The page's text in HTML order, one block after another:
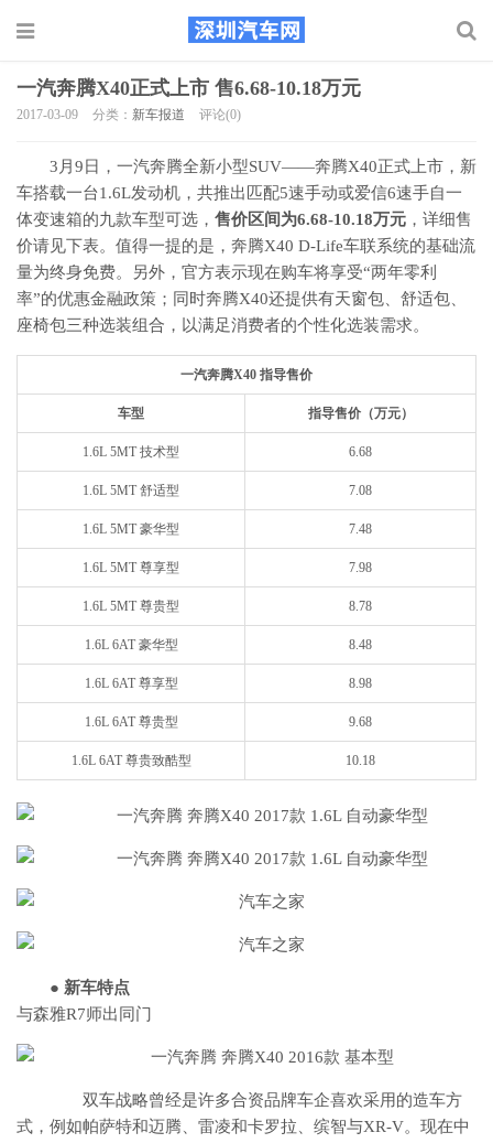
一汽奔腾X40正式上市 售6.68-10.18万元
2017-03-09 分类： 新车报道 评论(0)
3月9日，一汽奔腾全新小型SUV——奔腾X40正式上市，新
车搭载一台1.6L发动机，共推出匹配5速手动或爱信6速手自一
体变速箱的九款车型可选， 售价区间为6.68-10.18万元 ，详细售
价请见下表。值得一提的是，奔腾X40 D-Life车联系统的基础流
量为终身免费。另外，官方表示现在购车将享受“两年零利
率”的优惠金融政策；同时奔腾X40还提供有天窗包、舒适包、
座椅包三种选装组合，以满足消费者的个性化选装需求。
一汽奔腾X40 指导售价
车型 指导售价（万元）
1.6L 5MT 技术型 6.68
1.6L 5MT 舒适型 7.08
1.6L 5MT 豪华型 7.48
1.6L 5MT 尊享型 7.98
1.6L 5MT 尊贵型 8.78
1.6L 6AT 豪华型 8.48
1.6L 6AT 尊享型 8.98
1.6L 6AT 尊贵型 9.68
1.6L 6AT 尊贵致酷型 10.18
● 新车特点
与森雅R7师出同门
双车战略曾经是许多合资品牌车企喜欢采用的造车方
式，例如帕萨特和迈腾、雷凌和卡罗拉、缤智与XR-V。现在中